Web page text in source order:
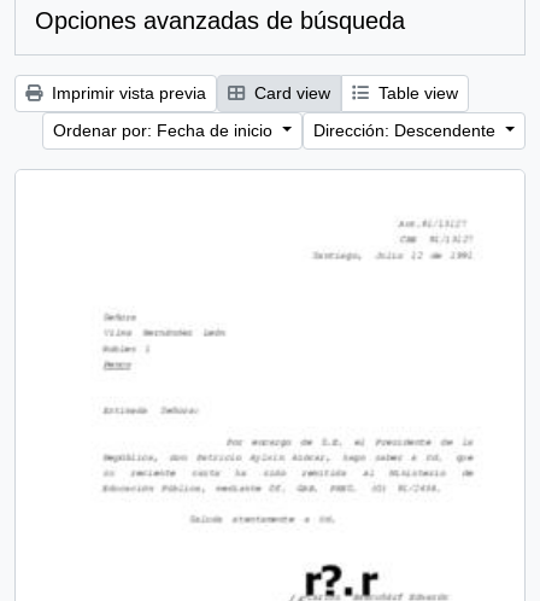
Opciones avanzadas de búsqueda
Imprimir vista previa Card view
Table view
Ordenar por: Fecha de inicio
Dirección: Descendente